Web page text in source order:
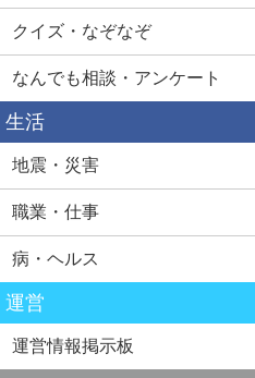
クイズ・なぞなぞ
なんでも相談・アンケート
生活
地震・災害
職業・仕事
病・ヘルス
運営
運営情報掲示板